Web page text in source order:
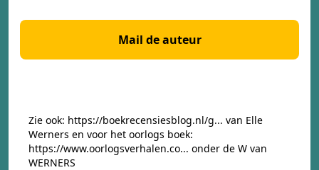
Mail de auteur
Zie ook: https://boekrecensiesblog.nl/g... van Elle
Werners en voor het oorlogs boek:
https://www.oorlogsverhalen.co... onder de W van
WERNERS